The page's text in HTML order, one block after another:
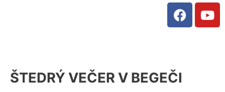
F
a
o
o
Y
o
ŠTEDRÝ VEČER V BEGEČI